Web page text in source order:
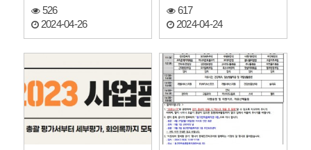
526
2024-04-26
617
2024-04-24